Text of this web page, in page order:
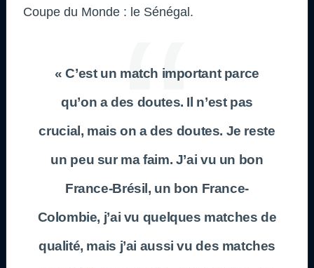
Coupe du Monde : le Sénégal.
« C’est un match important parce
qu’on a des doutes. Il n’est pas
crucial, mais on a des doutes. Je reste
un peu sur ma faim. J’ai vu un bon
France-Brésil, un bon France-
Colombie, j’ai vu quelques matches de
qualité, mais j’ai aussi vu des matches